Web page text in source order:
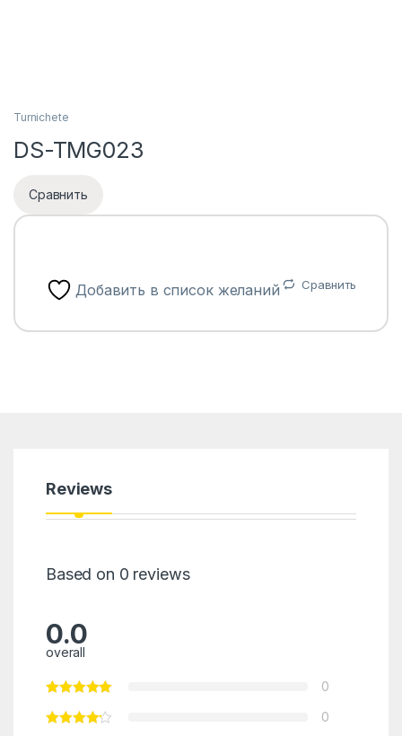
Turnichete
DS-TMG023
Сравнить
Добавить в список желаний Сравнить
Reviews
Based on 0 reviews
0.0
overall
0
0